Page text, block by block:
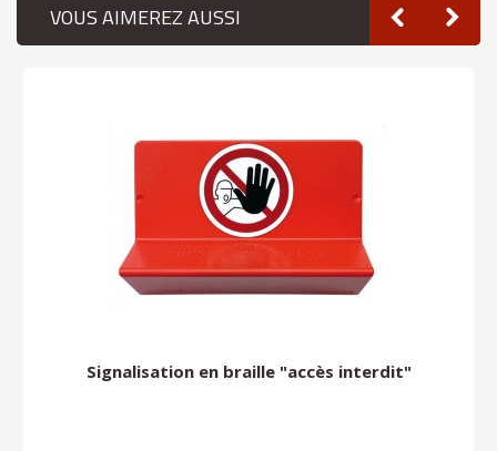
VOUS AIMEREZ AUSSI
Signalisation en braille "accès interdit"